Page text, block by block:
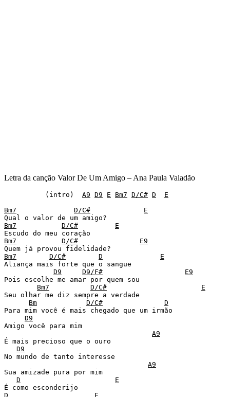
Letra da canção Valor De Um Amigo – Ana Paula Valadão
	  (intro)
A9 D9 E Bm7 D/C# D
E
Bm7
D/C#
E
Bm7
D/C#
E
Bm7
D/C#
E9
Bm7
D/C# D
E
Aliança mais forte que o sangue
D9
D9/F#
E9
Pois escolhe me amar por quem sou
Bm7
D/C#
E
Seu olhar me diz sempre a verdade
Bm
D/C#
D
Para mim você é mais chegado que um irmão
D9
Amigo você para mim
A9
É mais precioso que o ouro
D9
No mundo de tanto interesse
A9
Sua amizade pura por mim
D
E
D
E